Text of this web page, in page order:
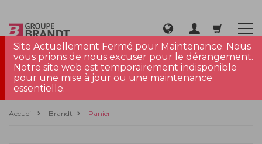
Site Actuellement Fermé pour Maintenance. Nous
vous prions de nous excuser pour le dérangement.
Notre site web est temporairement indisponible
pour une mise à jour ou une maintenance
essentielle.
Accueil Brandt Panier